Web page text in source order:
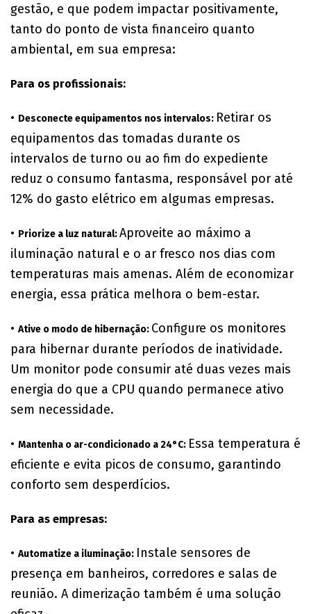
gestão, e que podem impactar positivamente,
tanto do ponto de vista financeiro quanto
ambiental, em sua empresa:
Para os profissionais:
• Desconecte equipamentos nos intervalos: Retirar os
equipamentos das tomadas durante os
intervalos de turno ou ao fim do expediente
reduz o consumo fantasma, responsável por até
12% do gasto elétrico em algumas empresas.
• Priorize a luz natural:Aproveite ao máximo a
iluminação natural e o ar fresco nos dias com
temperaturas mais amenas. Além de economizar
energia, essa prática melhora o bem-estar.
• Ative o modo de hibernação: Configure os monitores
para hibernar durante períodos de inatividade.
Um monitor pode consumir até duas vezes mais
energia do que a CPU quando permanece ativo
sem necessidade.
• Mantenha o ar-condicionado a 24°C: Essa temperatura é
eficiente e evita picos de consumo, garantindo
conforto sem desperdícios.
Para as empresas:
• Automatize a iluminação: Instale sensores de
presença em banheiros, corredores e salas de
reunião. A dimerização também é uma solução